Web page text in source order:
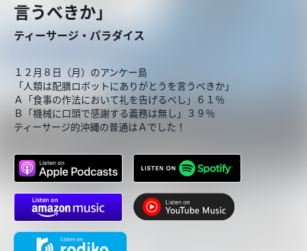
言うべきか」
ティーサージ・パラダイス
１２月８日（月）のアンケー島
「人類は配膳ロボットにありがとうを言うべきか」
Ａ「食事の作法において礼を告げるべし」６１％
Ｂ「機械に口頭で感謝する義務は無し」３９％
ティーサージ的沖縄の普通はＡでした！